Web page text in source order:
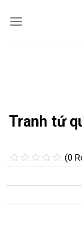
Tranh tứ
(0